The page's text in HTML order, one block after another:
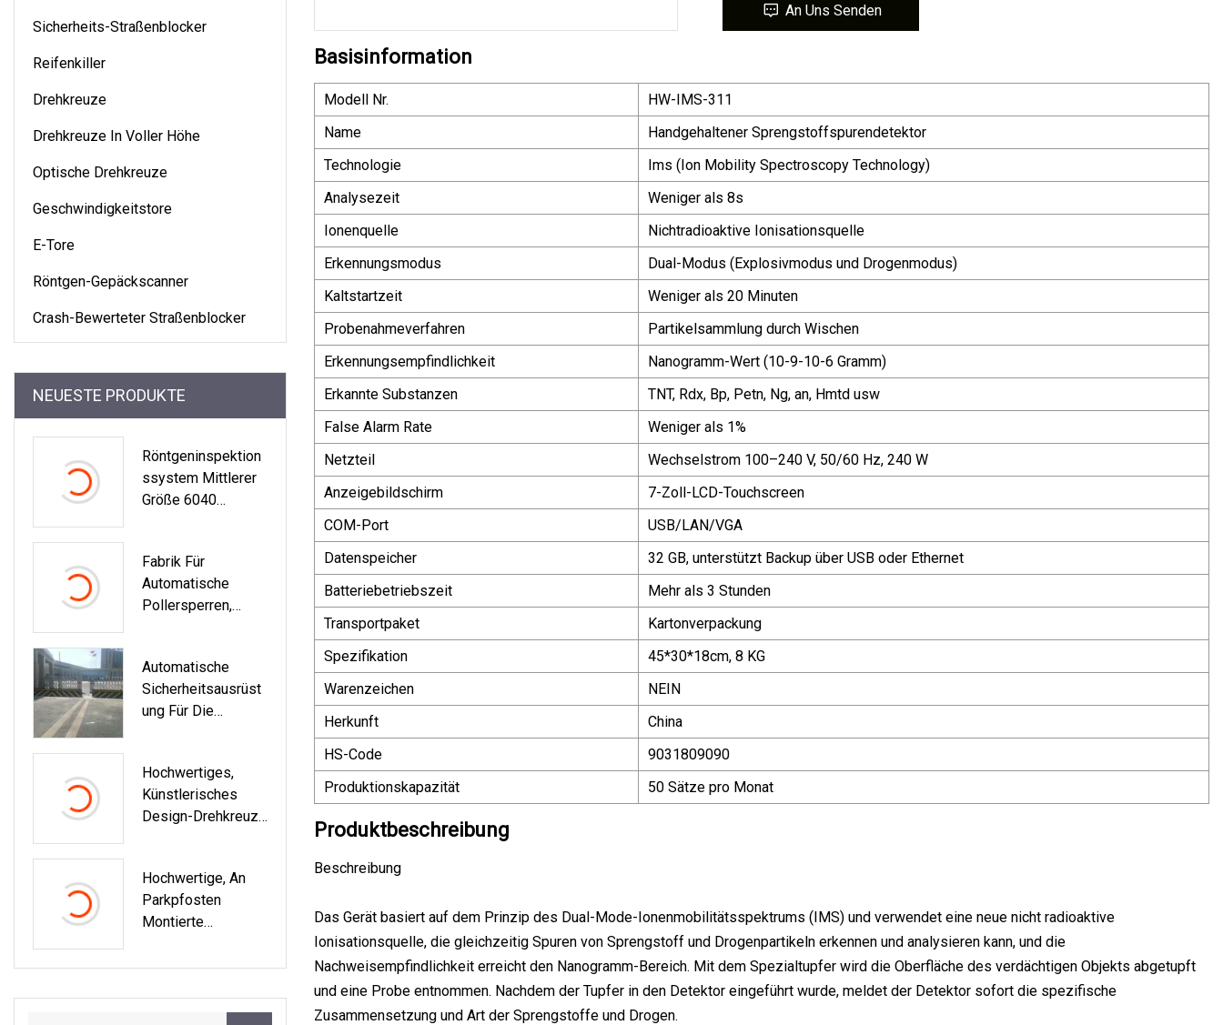
Sicherheits-Straßenblocker
Reifenkiller
Drehkreuze
Drehkreuze In Voller Höhe
Optische Drehkreuze
Geschwindigkeitstore
E-Tore
Röntgen-Gepäckscanner
Crash-Bewerteter Straßenblocker
NEUESTE PRODUKTE
Röntgeninspektion
Ssystem Mittlerer
Größe 6040
Gepäck- Und
Paketinspektion
Fabrik Für
Automatische
Pollersperren,
Automatische
Sicherheitsausrüst
Ung Für Die
Hydraulische
Straßensperren
SA5000
Hochwertiges,
Künstlerisches
Design-Drehkreuz
Hochwertige, An
Parkpfosten
Montierte
Pollerhülsen
An Uns Senden
Basisinformation
Modell Nr.
HW-IMS-311
Name
Handgehaltener Sprengstoffspurendetektor
Technologie
Ims (Ion Mobility Spectroscopy Technology)
Analysezeit
Weniger als 8s
Ionenquelle
Nichtradioaktive Ionisationsquelle
Erkennungsmodus
Dual-Modus (Explosivmodus und Drogenmodus)
Kaltstartzeit
Weniger als 20 Minuten
Probenahmeverfahren
Partikelsammlung durch Wischen
Erkennungsempfindlichkeit
Nanogramm-Wert (10-9-10-6 Gramm)
Erkannte Substanzen
TNT, Rdx, Bp, Petn, Ng, an, Hmtd usw
False Alarm Rate
Weniger als 1%
Netzteil
Wechselstrom 100–240 V, 50/60 Hz, 240 W
Anzeigebildschirm
7-Zoll-LCD-Touchscreen
COM-Port
USB/LAN/VGA
Datenspeicher
32 GB, unterstützt Backup über USB oder Ethernet
Batteriebetriebszeit
Mehr als 3 Stunden
Transportpaket
Kartonverpackung
Spezifikation
45*30*18cm, 8 KG
Warenzeichen
NEIN
Herkunft
China
HS-Code
9031809090
Produktionskapazität
50 Sätze pro Monat
Produktbeschreibung
Beschreibung
Das Gerät basiert auf dem Prinzip des Dual-Mode-Ionenmobilitätsspektrums (IMS) und verwendet eine neue nicht radioaktive
Ionisationsquelle, die gleichzeitig Spuren von Sprengstoff und Drogenpartikeln erkennen und analysieren kann, und die
Nachweisempfindlichkeit erreicht den Nanogramm-Bereich. Mit dem Spezialtupfer wird die Oberfläche des verdächtigen Objekts abgetupft
und eine Probe entnommen. Nachdem der Tupfer in den Detektor eingeführt wurde, meldet der Detektor sofort die spezifische
Zusammensetzung und Art der Sprengstoffe und Drogen.